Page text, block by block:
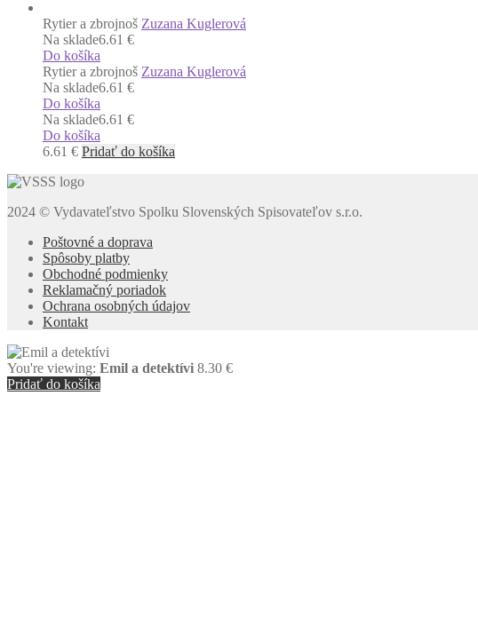
Rytier a zbrojnoš Zuzana Kuglerová
Na sklade6.61 €
Do košíka
Rytier a zbrojnoš Zuzana Kuglerová
Na sklade6.61 €
Do košíka
Na sklade6.61 €
Do košíka
6.61 € Pridať do košíka
2024 © Vydavateľstvo Spolku Slovenských Spisovateľov s.r.o.
Poštovné a doprava
Spôsoby platby
Obchodné podmienky
Reklamačný poriadok
Ochrana osobných údajov
Kontakt
You're viewing: Emil a detektívi 8.30 €
Pridať do košíka